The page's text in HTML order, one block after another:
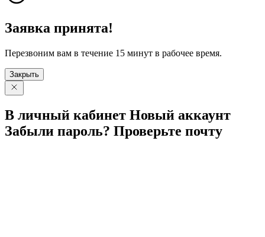
Заявка принята!
Перезвоним вам в течение 15 минут в рабочее время.
Закрыть
В личный кабинет Новый аккаунт
Забыли пароль? Проверьте почту